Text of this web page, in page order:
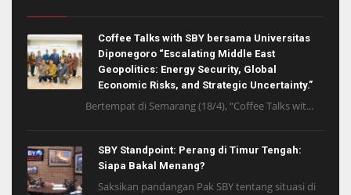
Coffee Talks with SBY bersama Universitas
Diponegoro “Escalating Middle East
Geopolitics: Energy Security, Global
Economic Risks, and Strategic Uncertainty.”
Bertempat di Semarang (18/4), “Coffee Talks wit...
SBY Standpoint: Perang di Timur Tengah:
Siapa Bakal Menang?
Saksikan pandangan Pak SBY tentang situasi di